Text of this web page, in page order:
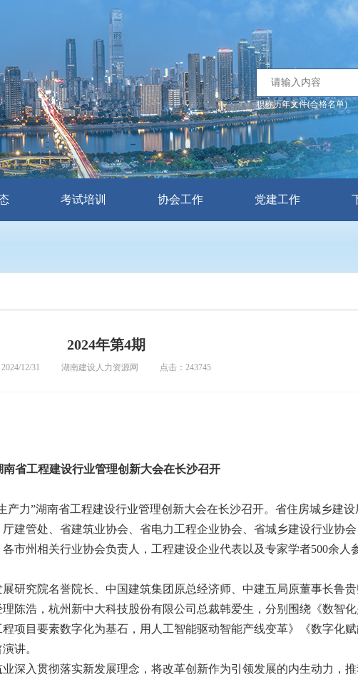
职称历年文件(合格名单)
考试培训 协会工作 党建工作
2024年第4期
2024/12/31 湖南建设人力资源网 点击：243745
南省工程建设行业管理创新大会在长沙召开
产力”湖南省工程建设行业管理创新大会在长沙召开。省住房城乡建设
厅建管处、省建筑业协会、省电力工程企业协会、省城乡建设行业协
市州相关行业协会负责人
， 工程建设企业代表以及专家学者500余人
研究院名誉院长、中国建筑集团原总经济师、中建五局原董事长鲁贵
理陈浩 ， 杭州新中大科技股份有限公司总裁韩爱生 ， 分别围绕《数智
项目要素数字化为基石 ， 用人工智能驱动智能产线变革》《数字化
讲。
深入贯彻落实新发展理念 ， 将改革创新作为引领发展的内生动力 ，